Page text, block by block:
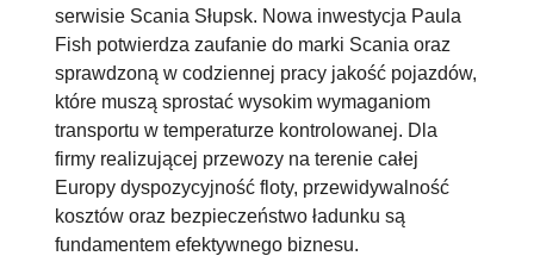
serwisie Scania Słupsk. Nowa inwestycja Paula
Fish potwierdza zaufanie do marki Scania oraz
sprawdzoną w codziennej pracy jakość pojazdów,
które muszą sprostać wysokim wymaganiom
transportu w temperaturze kontrolowanej. Dla
firmy realizującej przewozy na terenie całej
Europy dyspozycyjność floty, przewidywalność
kosztów oraz bezpieczeństwo ładunku są
fundamentem efektywnego biznesu.